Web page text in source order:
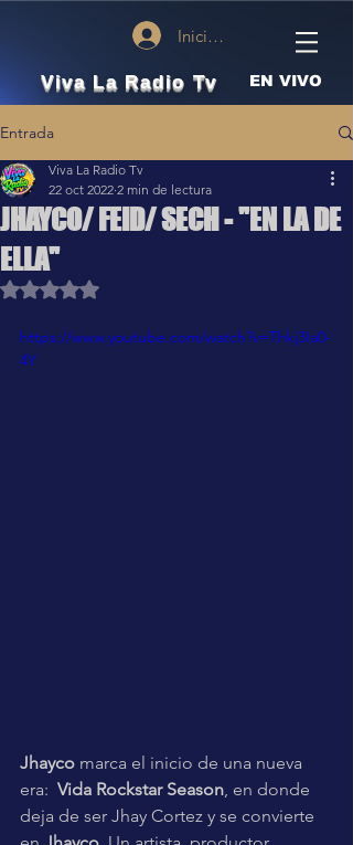
Iniciar sesión
Viva La Radio Tv EN VIVO
Entrada
JHAYCO/ FEID/ SECH - "EN LA DE
ELLA"
Viva La Radio Tv
22 oct 2022 2 min de lectura
Obtuvo NaN de 5 estrellas.
https://www.youtube.com/watch?v=Thkj3Ia0-
4Y
Jhayco marca el inicio de una nueva
era: Vida Rockstar Season , en donde
deja de ser Jhay Cortez y se convierte